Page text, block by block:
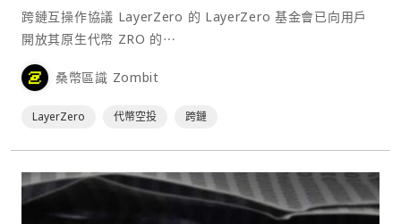
跨鏈互操作協議 LayerZero 的 LayerZero 基金會已向用戶
開放其原生代幣 ZRO 的⋯
桑幣區識 Zombit
LayerZero 代幣空投 跨鏈